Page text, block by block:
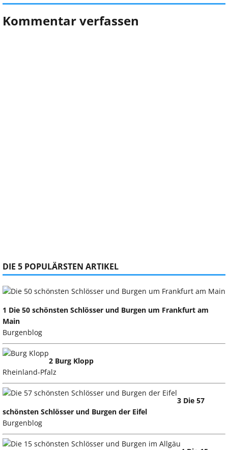
Kommentar verfassen
DIE 5 POPULÄRSTEN ARTIKEL
1 Die 50 schönsten Schlösser und Burgen um Frankfurt am
Main
Burgenblog
2 Burg Klopp
Rheinland-Pfalz
3 Die 57
schönsten Schlösser und Burgen der Eifel
Burgenblog